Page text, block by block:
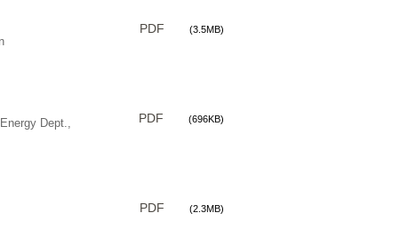
PDF (3.5MB)
Dept.,
PDF (696KB)
PDF (2.3MB)